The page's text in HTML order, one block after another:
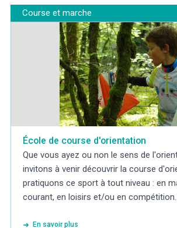
Course et marche
École de course d'orientation
Que vous ayez ou non le sens de
invitons à venir découvrir la course
pratiquons ce sport à tout niveau : en
courant, en loisirs et/ou en compétition.
En savoir plus